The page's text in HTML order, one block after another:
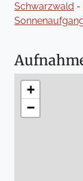
Schwarzwald -
+
−